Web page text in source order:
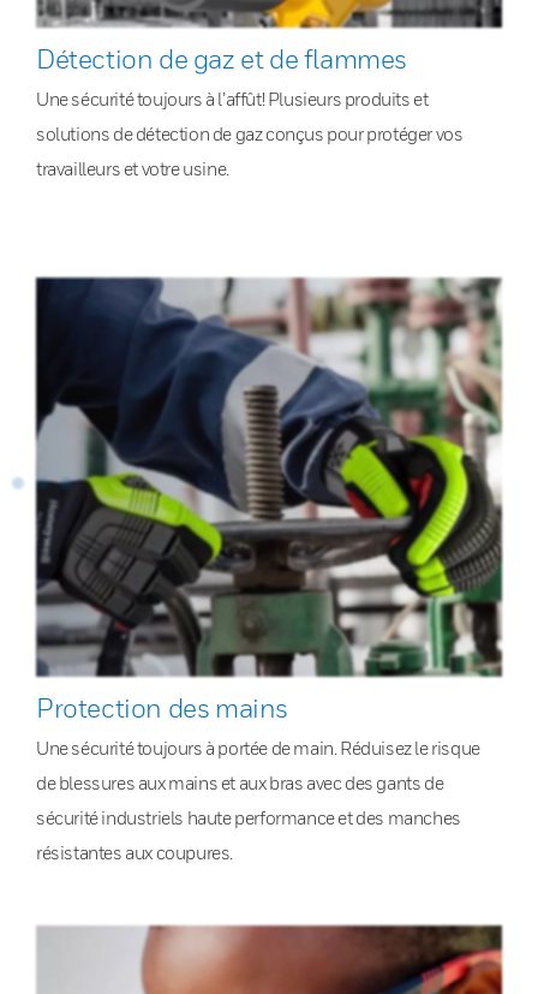
Détection de gaz et de flammes
Une sécurité toujours à l’affût! Plusieurs produits et
solutions de détection de gaz conçus pour protéger vos
travailleurs et votre usine.
Protection des mains
Une sécurité toujours à portée de main. Réduisez le risque
de blessures aux mains et aux bras avec des gants de
sécurité industriels haute performance et des manches
résistantes aux coupures.